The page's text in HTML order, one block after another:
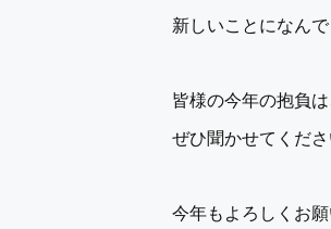
新しいことになん
皆様の今年の抱負
ぜひ聞かせてくださ
今年もよろしくお